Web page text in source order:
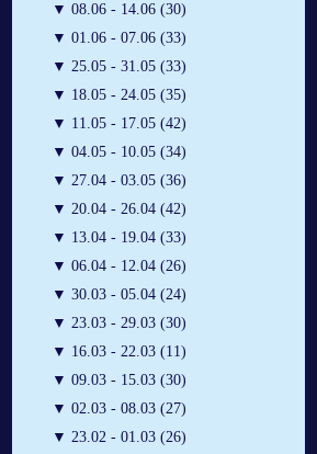
▼ 08.06 - 14.06 (30)
▼ 01.06 - 07.06 (33)
▼ 25.05 - 31.05 (33)
▼ 18.05 - 24.05 (35)
▼ 11.05 - 17.05 (42)
▼ 04.05 - 10.05 (34)
▼ 27.04 - 03.05 (36)
▼ 20.04 - 26.04 (42)
▼ 13.04 - 19.04 (33)
▼ 06.04 - 12.04 (26)
▼ 30.03 - 05.04 (24)
▼ 23.03 - 29.03 (30)
▼ 16.03 - 22.03 (11)
▼ 09.03 - 15.03 (30)
▼ 02.03 - 08.03 (27)
▼ 23.02 - 01.03 (26)